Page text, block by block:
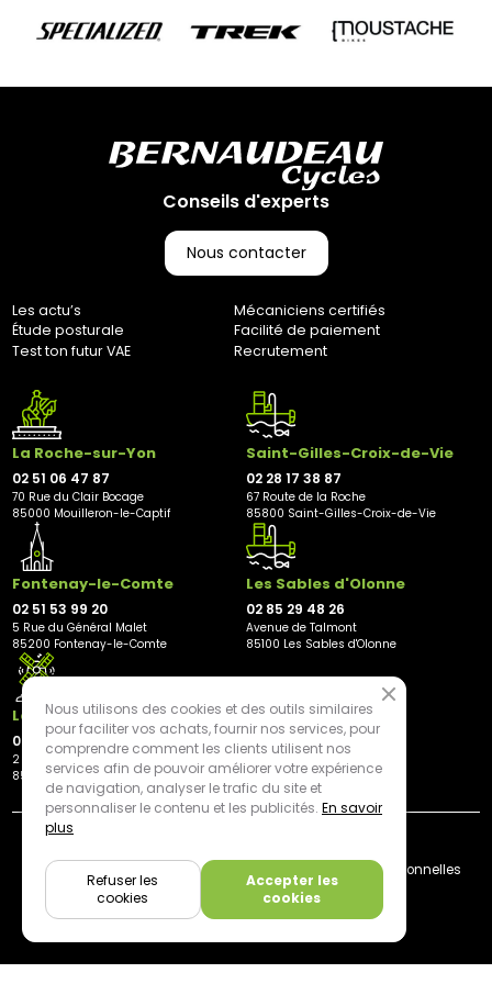
✘ Fermer
Conseils d'experts
Nous contacter
Les actu’s
Mécaniciens certifiés
Étude posturale
Facilité de paiement
Test ton futur VAE
Recrutement
La Roche-sur-Yon
02 51 06 47 87
70 Rue du Clair Bocage
85000 Mouilleron-le-Captif
Saint-Gilles-Croix-de-Vie
02 28 17 38 87
67 Route de la Roche
85800 Saint-Gilles-Croix-de-Vie
Fontenay-le-Comte
02 51 53 99 20
5 Rue du Général Malet
85200 Fontenay-le-Comte
Les Sables d'Olonne
02 85 29 48 26
Avenue de Talmont
85100 Les Sables d'Olonne
Les Herbiers
02 21 81 23 11
2 rue des Peupliers
85500 Les Herbiers
Livraison
Plan du site Mentions légales
Données personnelles
Cookies
Nous utilisons des cookies et des outils similaires
pour faciliter vos achats, fournir nos services, pour
comprendre comment les clients utilisent nos
services afin de pouvoir améliorer votre expérience
de navigation, analyser le trafic du site et
personnaliser le contenu et les publicités. En savoir
plus
Accepter les
cookies
Refuser les
cookies